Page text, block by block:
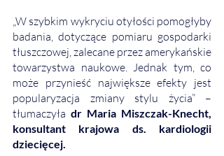
„W szybkim wykryciu otyłości pomogłyby
badania, dotyczące pomiaru gospodarki
tłuszczowej, zalecane przez amerykańskie
towarzystwa naukowe. Jednak tym, co
może przynieść największe efekty jest
popularyzacja zmiany stylu życia” –
tłumaczyła dr Maria Miszczak-Knecht,
konsultant krajowa ds. kardiologii
dziecięcej.